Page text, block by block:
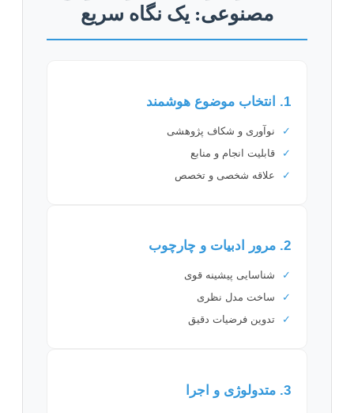
مصنوعی: یک نگاه سریع
نوآوری و شکاف پژوهشی
قابلیت انجام و منابع
علاقه شخصی و تخصص
شناسایی پیشینه قوی
ساخت مدل نظری
تدوین فرضیات دقیق